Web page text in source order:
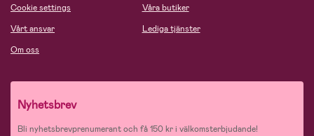
Cookie settings
Vårt ansvar
Om oss
Våra butiker
Lediga tjänster
Nyhetsbrev
Bli nyhetsbrevprenumerant och få 150 kr i välkomsterbjudande!